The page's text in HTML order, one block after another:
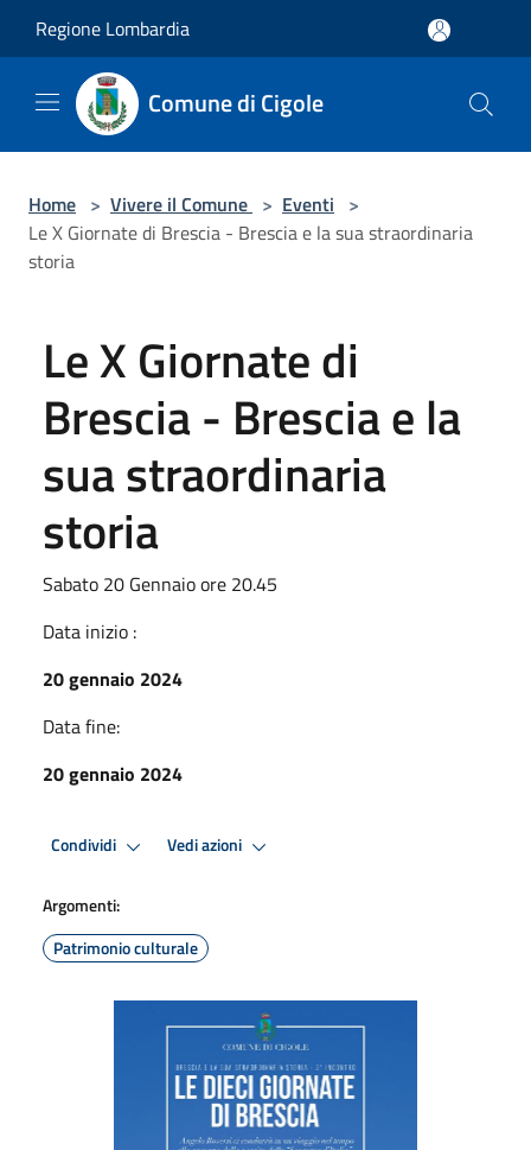
Regione Lombardia
Comune di Cigole
Home > Vivere il Comune > Eventi >
Le X Giornate di Brescia - Brescia e la sua straordinaria
storia
Le X Giornate di
Brescia - Brescia e la
sua straordinaria
storia
Sabato 20 Gennaio ore 20.45
Data inizio :
20 gennaio 2024
Data fine:
20 gennaio 2024
Condividi Vedi azioni
Argomenti:
Patrimonio culturale